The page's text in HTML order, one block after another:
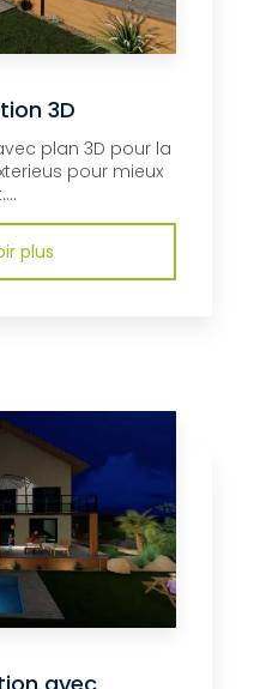
3D
plan 3D pour la
pour mieux
plus